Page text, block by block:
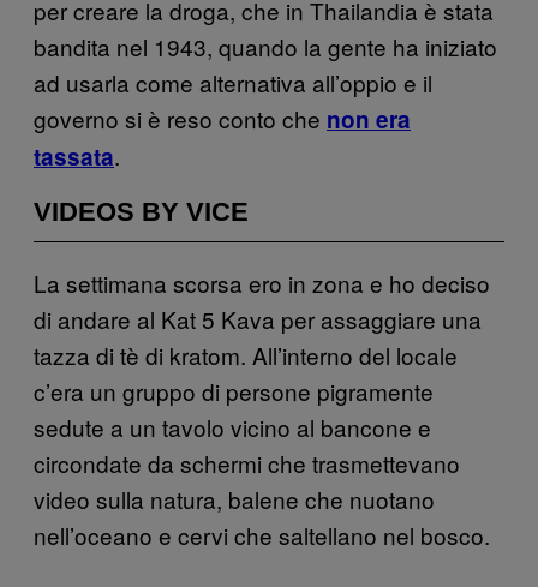
per creare la droga, che in Thailandia è stata
bandita nel 1943, quando la gente ha iniziato
ad usarla come alternativa all’oppio e il
governo si è reso conto che non era
tassata.
VIDEOS BY VICE
La settimana scorsa ero in zona e ho deciso
di andare al Kat 5 Kava per assaggiare una
tazza di tè di kratom. All’interno del locale
c’era un gruppo di persone pigramente
sedute a un tavolo vicino al bancone e
circondate da schermi che trasmettevano
video sulla natura, balene che nuotano
nell’oceano e cervi che saltellano nel bosco.